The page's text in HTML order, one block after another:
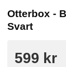
Otterbox -
Svart
599 kr